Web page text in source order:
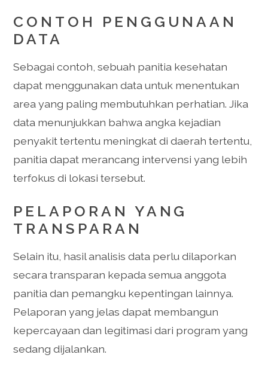
CONTOH PENGGUNAAN
DATA
Sebagai contoh, sebuah panitia kesehatan
dapat menggunakan data untuk menentukan
area yang paling membutuhkan perhatian. Jika
data menunjukkan bahwa angka kejadian
penyakit tertentu meningkat di daerah tertentu,
panitia dapat merancang intervensi yang lebih
terfokus di lokasi tersebut.
PELAPORAN YANG
TRANSPARAN
Selain itu, hasil analisis data perlu dilaporkan
secara transparan kepada semua anggota
panitia dan pemangku kepentingan lainnya.
Pelaporan yang jelas dapat membangun
kepercayaan dan legitimasi dari program yang
sedang dijalankan.